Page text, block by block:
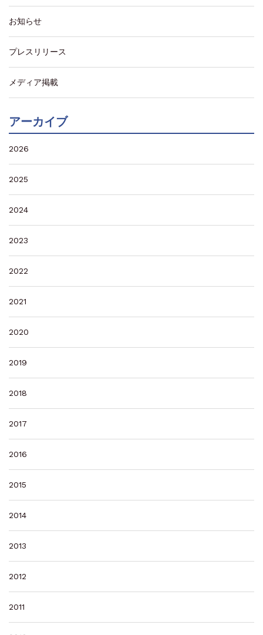
お知らせ
プレスリリース
メディア掲載
アーカイブ
2026
2025
2024
2023
2022
2021
2020
2019
2018
2017
2016
2015
2014
2013
2012
2011